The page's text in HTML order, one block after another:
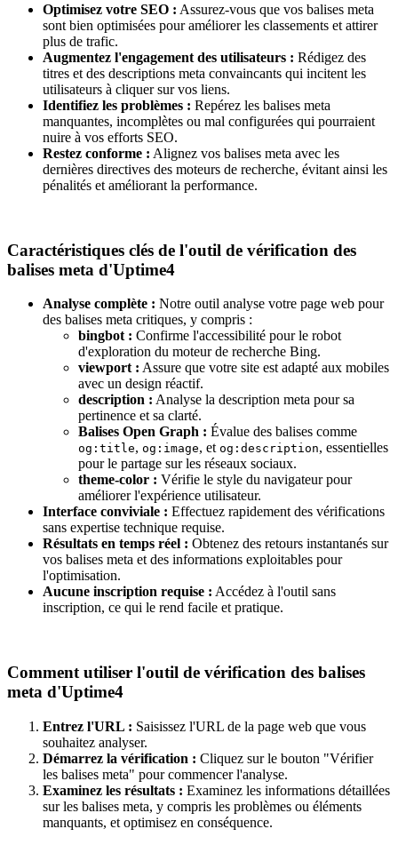
Optimisez votre SEO : Assurez-vous que vos balises meta
sont bien optimisées pour améliorer les classements et attirer
plus de trafic.
Augmentez l'engagement des utilisateurs : Rédigez des
titres et des descriptions meta convaincants qui incitent les
utilisateurs à cliquer sur vos liens.
Identifiez les problèmes : Repérez les balises meta
manquantes, incomplètes ou mal configurées qui pourraient
nuire à vos efforts SEO.
Restez conforme : Alignez vos balises meta avec les
dernières directives des moteurs de recherche, évitant ainsi les
pénalités et améliorant la performance.
Caractéristiques clés de l'outil de vérification des
balises meta d'Uptime4
Analyse complète : Notre outil analyse votre page web pour
des balises meta critiques, y compris :
bingbot : Confirme l'accessibilité pour le robot
d'exploration du moteur de recherche Bing.
viewport : Assure que votre site est adapté aux mobiles
avec un design réactif.
description : Analyse la description meta pour sa
pertinence et sa clarté.
Balises Open Graph : Évalue des balises comme
og:title, og:image, et og:description, essentielles
pour le partage sur les réseaux sociaux.
theme-color : Vérifie le style du navigateur pour
améliorer l'expérience utilisateur.
Interface conviviale : Effectuez rapidement des vérifications
sans expertise technique requise.
Résultats en temps réel : Obtenez des retours instantanés sur
vos balises meta et des informations exploitables pour
l'optimisation.
Aucune inscription requise : Accédez à l'outil sans
inscription, ce qui le rend facile et pratique.
Comment utiliser l'outil de vérification des balises
meta d'Uptime4
Entrez l'URL : Saisissez l'URL de la page web que vous
souhaitez analyser.
Démarrez la vérification : Cliquez sur le bouton "Vérifier
les balises meta" pour commencer l'analyse.
Examinez les résultats : Examinez les informations détaillées
sur les balises meta, y compris les problèmes ou éléments
manquants, et optimisez en conséquence.